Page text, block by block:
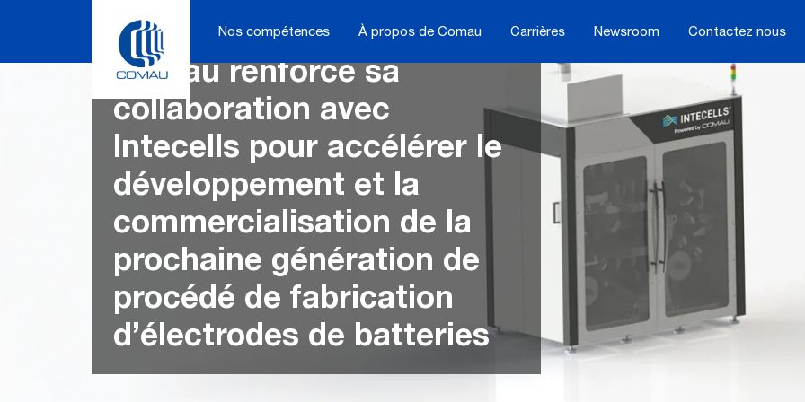
Nos compétences À propos de Comau Carrières Newsroom Contactez nous
Comau renforce sa
collaboration avec
Intecells pour accélérer le
développement et la
commercialisation de la
prochaine génération de
procédé de fabrication
d’électrodes de batteries